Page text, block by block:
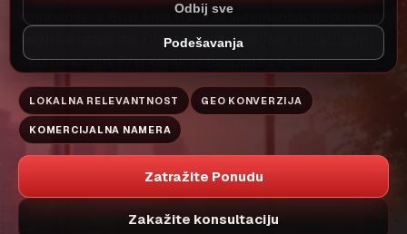
Kompanije iz Brus koje traže ai automatizacija dobijaju
merljive rezultate. Brzi sajtovi sa jasnom strukturom i
SEO osnovom. Prvi korak je besplatna konsul
LOKALNA RELEVANTNOST GEO KONVERZIJA
KOMERCIJALNA NAMERA
Zatražite Ponudu
Zakažite konsultaciju
Odbij sve
Podešavanja